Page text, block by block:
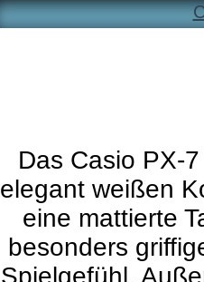
Das Casio PX-
elegant weißen
eine mattierte
besonders
Spielgefühl.